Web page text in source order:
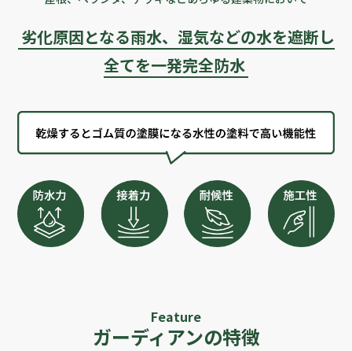
劣化原因となる雨水、 湿気などの水を遮断し
全てを一発完全防水
Feature
ガーディアンの特徴